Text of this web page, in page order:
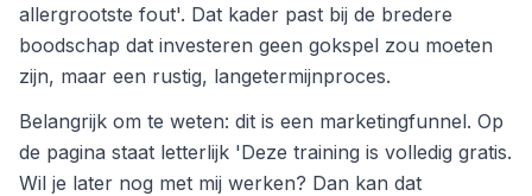
allergrootste fout'. Dat kader past bij de bredere
boodschap dat investeren geen gokspel zou moeten
zijn, maar een rustig, langetermijnproces.
Belangrijk om te weten: dit is een marketingfunnel. Op
de pagina staat letterlijk 'Deze training is volledig gratis.
Wil je later nog met mij werken? Dan kan dat